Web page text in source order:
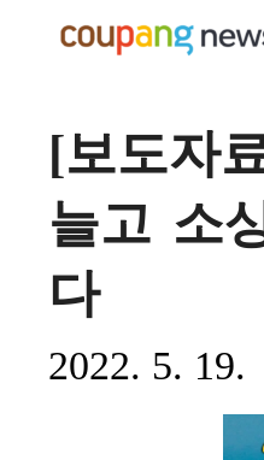
[보도자
늘고 소
다
2022. 5. 19.